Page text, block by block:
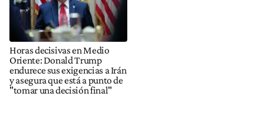
Horas decisivas en Medio
Oriente: Donald Trump
endurece sus exigencias a Irán
y asegura que está a punto de
"tomar una decisión final"